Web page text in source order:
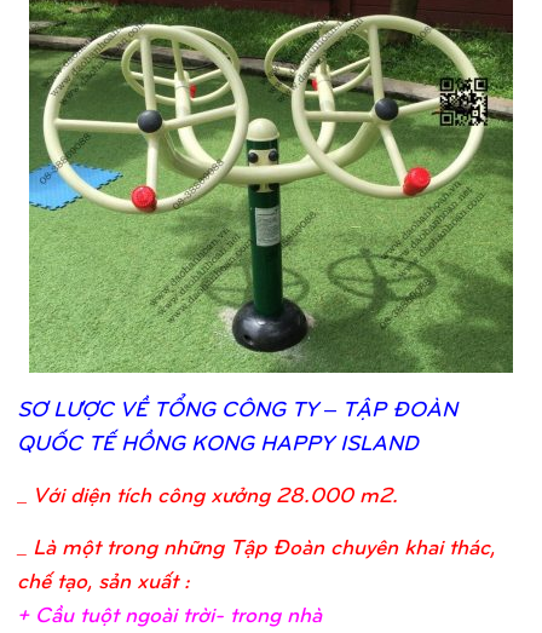
SƠLƯỢC VỀTỔNG CÔNG TY – TẬP ĐOÀN
QUỐC TẾHỒNG KONG HAPPY ISLAND
Với diện tích công xưởng 28.000 m2.
_ Là một trong những Tập Đoàn chuyên khai thác,
chế tạo, sản xuất :
+ Cầu tuột ngoài trời- trong nhà